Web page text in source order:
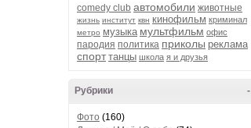
comedy club автомобили животные
жизнь институт квн кинофильм криминал
метро музыка мультфильм офис
пародия политика приколы реклама
спорт танцы школа я и друзья
-
Рубрики
Фото (160)